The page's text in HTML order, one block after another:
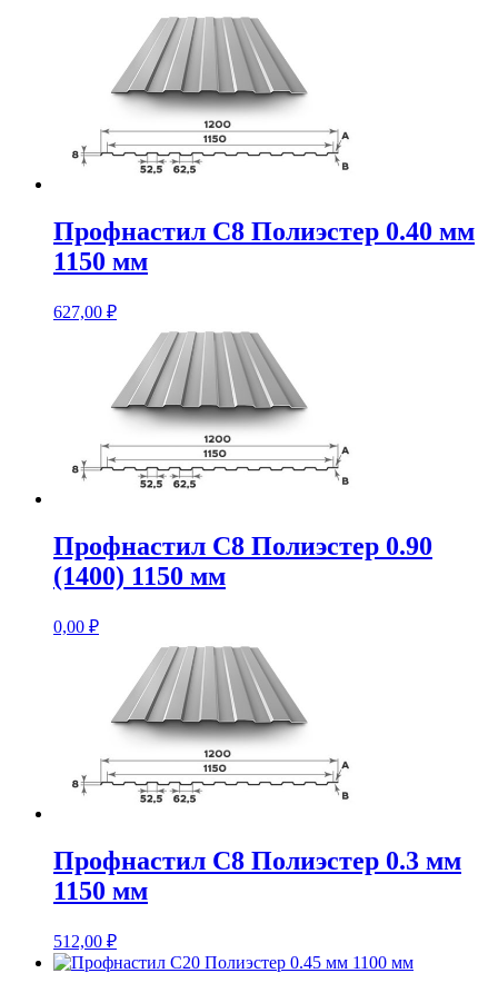
Профнастил С8 Полиэстер 0.40 мм
1150 мм
627,00 ₽
Профнастил С8 Полиэстер 0.90
(1400) 1150 мм
0,00 ₽
Профнастил С8 Полиэстер 0.3 мм
1150 мм
512,00 ₽